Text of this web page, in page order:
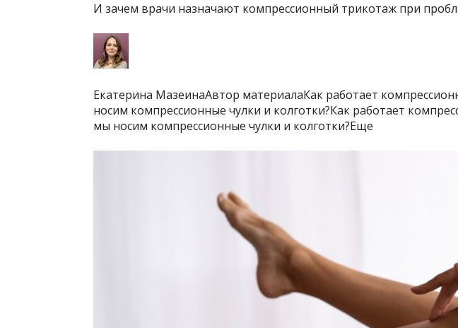
И зачем врачи назначают компрессионный трикотаж при
Екатерина МазеинаАвтор материалаКак работает
носим компрессионные чулки и колготки?Как работает
мы носим компрессионные чулки и колготки?Еще